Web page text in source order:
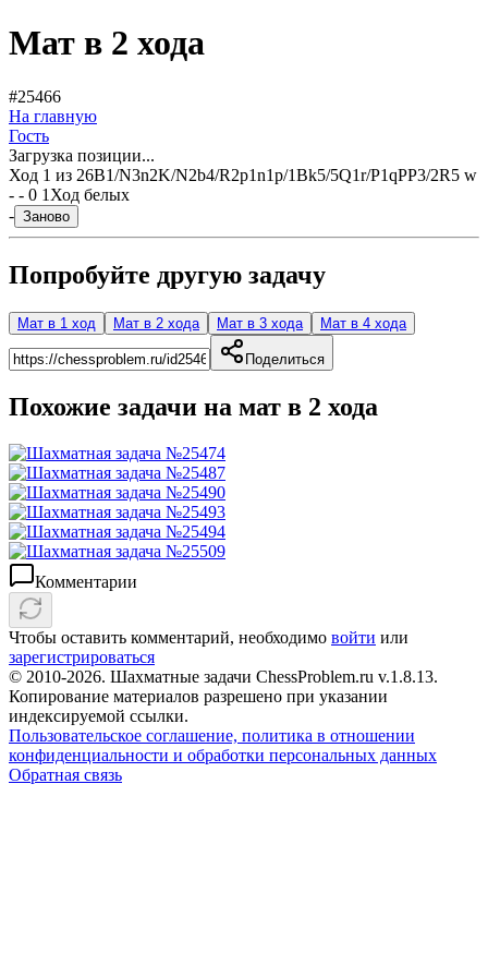
Мат в 2 хода
#25466
На главную
Гость
Загрузка позиции...
Ход 1 из 26B1/N3n2K/N2b4/R2p1n1p/1Bk5/5Q1r/P1qPP3/2R5 w
- - 0 1 Ход белых
- Заново
Попробуйте другую задачу
Мат в 1 ход Мат в 2 хода Мат в 3 хода Мат в 4 хода
Поделиться
Похожие задачи на мат в 2 хода
Комментарии
Чтобы оставить комментарий, необходимо войти или
зарегистрироваться
© 2010-2026. Шахматные задачи ChessProblem.ru v.1.8.13.
Копирование материалов разрешено при указании
индексируемой ссылки.
Пользовательское соглашение, политика в отношении
конфиденциальности и обработки персональных данных
Обратная связь